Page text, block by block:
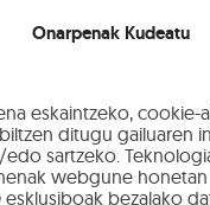
Onarpenak Kudeatu
eskaintzeko, cookie-
ditugu gailuaren
sartzeko.
webgune honetan
bezalako